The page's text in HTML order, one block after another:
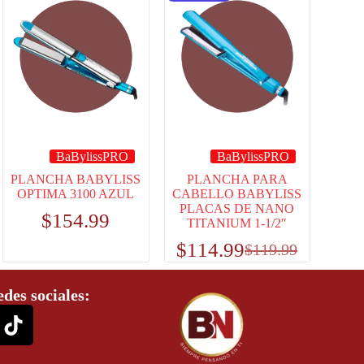
BaBylissPRO
PLANCHA BABYLISS
OPTIMA 3100 AZUL
$154.99
BaBylissPRO
PLANCHA PARA
CABELLO BABYLISS
PLACAS DE NANO
TITANIUM 1-1/2″
$119.99
$114.99
sociales: